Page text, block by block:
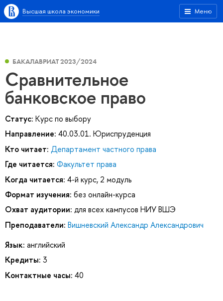
Меню
Высшая школа экономики
БАКАЛАВРИАТ 2023/2024
Сравнительное
банковское право
Статус: Курс по выбору
Направление: 40.03.01. Юриспруденция
Кто читает: Департамент частного права
Где читается: Факультет права
Когда читается: 4-й курс, 2 модуль
Формат изучения: без онлайн-курса
Охват аудитории: для всех кампусов НИУ ВШЭ
Преподаватели: Вишневский Александр Александрович
Язык: английский
Кредиты: 3
Контактные часы: 40